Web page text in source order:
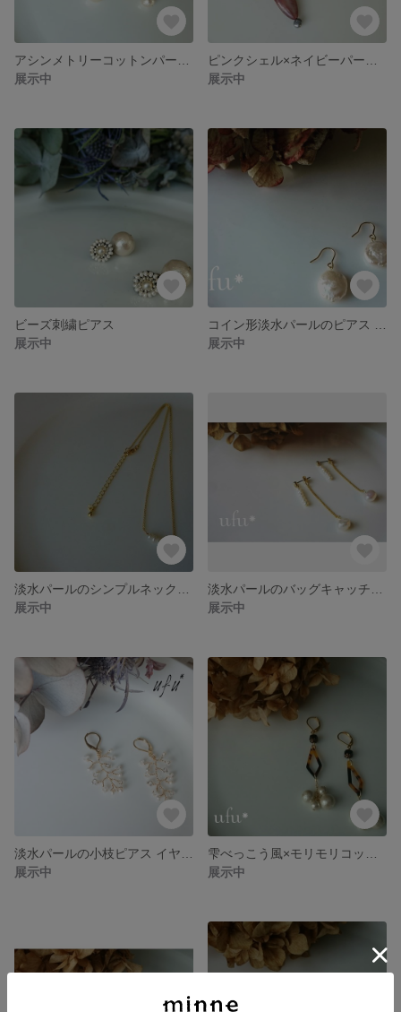
展示中
展示中
ビーズ刺繍ピアス
展示中
展示中
展示中
展示中
展示中
展示中